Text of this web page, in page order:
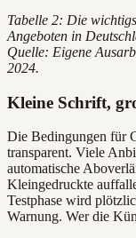
Tabelle 2: Die
Angeboten in
Quelle: Eigene
2024.
Kleine Schrift,
Die Bedingungen für
transparent. Viele
automatische
Kleingedruckte
Testphase wird
Warnung. Wer die